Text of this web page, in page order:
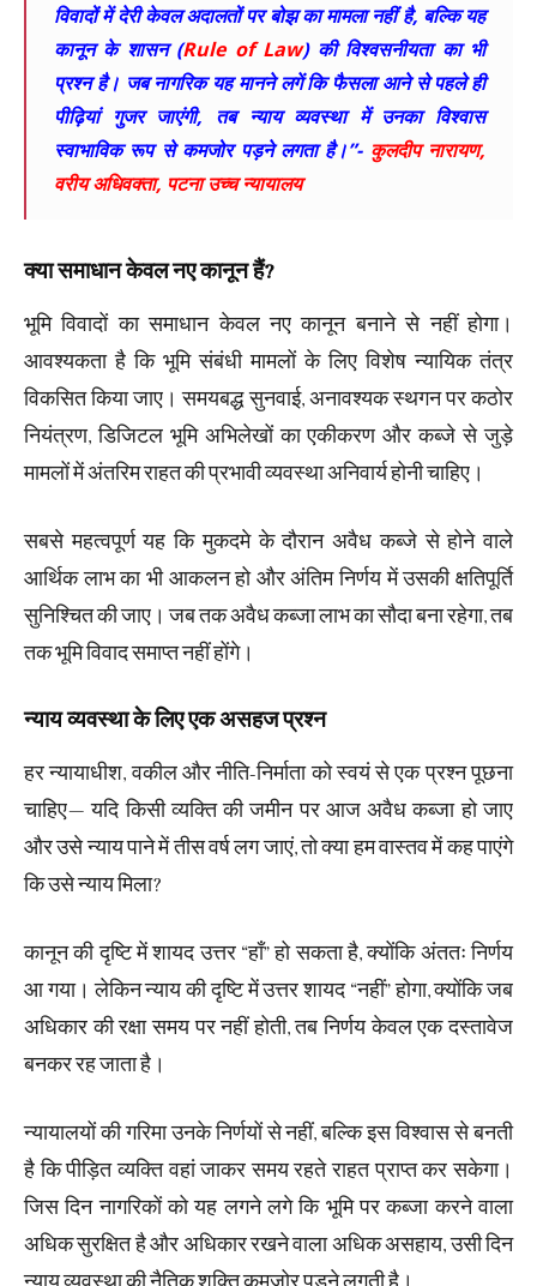
विवादों में देरी केवल अदालतों पर बोझ का मामला नहीं है, बल्कि यह
कानून के शासन (Rule of Law) की विश्वसनीयता का भी
प्रश्न है। जब नागरिक यह मानने लगें कि फैसला आने से पहले ही
पीढ़ियां गुजर जाएंगी, तब न्याय व्यवस्था में उनका विश्वास
स्वाभाविक रूप से कमजोर पड़ने लगता है।”- कुलदीप नारायण,
वरीय अधिवक्ता, पटना उच्च न्यायालय
क्या समाधान केवल नए कानून हैं?
भूमि विवादों का समाधान केवल नए कानून बनाने से नहीं होगा।
आवश्यकता है कि भूमि संबंधी मामलों के लिए विशेष न्यायिक तंत्र
विकसित किया जाए। समयबद्ध सुनवाई, अनावश्यक स्थगन पर कठोर
नियंत्रण, डिजिटल भूमि अभिलेखों का एकीकरण और कब्जे से जुड़े
मामलों में अंतरिम राहत की प्रभावी व्यवस्था अनिवार्य होनी चाहिए।
सबसे महत्वपूर्ण यह कि मुकदमे के दौरान अवैध कब्जे से होने वाले
आर्थिक लाभ का भी आकलन हो और अंतिम निर्णय में उसकी क्षतिपूर्ति
सुनिश्चित की जाए। जब तक अवैध कब्जा लाभ का सौदा बना रहेगा, तब
तक भूमि विवाद समाप्त नहीं होंगे।
न्याय व्यवस्था के लिए एक असहज प्रश्न
हर न्यायाधीश, वकील और नीति-निर्माता को स्वयं से एक प्रश्न पूछना
चाहिए— यदि किसी व्यक्ति की जमीन पर आज अवैध कब्जा हो जाए
और उसे न्याय पाने में तीस वर्ष लग जाएं, तो क्या हम वास्तव में कह पाएंगे
कि उसे न्याय मिला?
कानून की दृष्टि में शायद उत्तर “हाँ” हो सकता है, क्योंकि अंततः निर्णय
आ गया। लेकिन न्याय की दृष्टि में उत्तर शायद “नहीं” होगा, क्योंकि जब
अधिकार की रक्षा समय पर नहीं होती, तब निर्णय केवल एक दस्तावेज
बनकर रह जाता है।
न्यायालयों की गरिमा उनके निर्णयों से नहीं, बल्कि इस विश्वास से बनती
है कि पीड़ित व्यक्ति वहां जाकर समय रहते राहत प्राप्त कर सकेगा।
जिस दिन नागरिकों को यह लगने लगे कि भूमि पर कब्जा करने वाला
अधिक सुरक्षित है और अधिकार रखने वाला अधिक असहाय, उसी दिन